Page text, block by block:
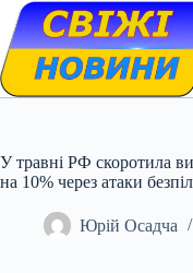
Skip
content
У травні РФ скоротила
на 10% через атаки
Юрій Осадча